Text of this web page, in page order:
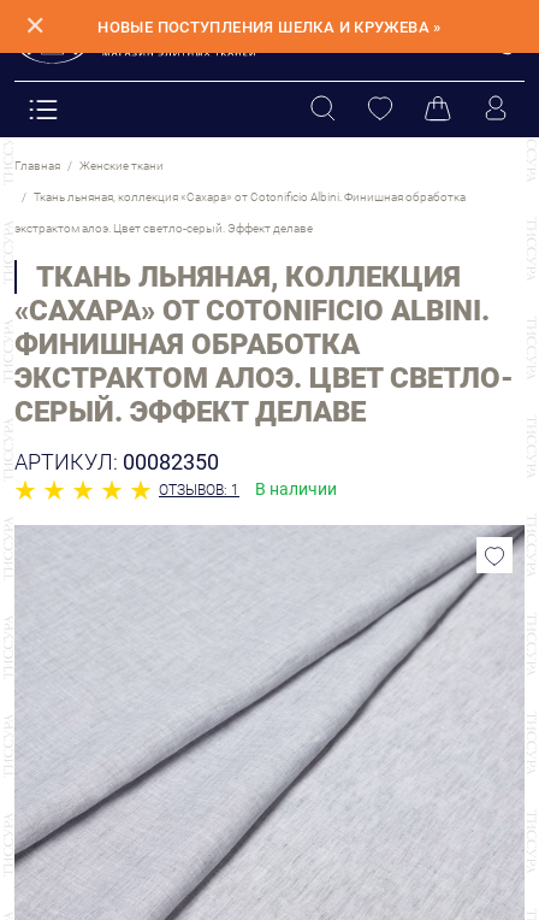
✕ НОВЫЕ ПОСТУПЛЕНИЯ ШЕЛКА И КРУЖЕВА »
Главная Женские ткани
Ткань льняная, коллекция «Сахара» от Cotonificio Albini. Финишная обработка
экстрактом алоэ. Цвет светло-серый. Эффект делаве
ТКАНЬ ЛЬНЯНАЯ, КОЛЛЕКЦИЯ
«САХАРА» ОТ COTONIFICIO ALBINI.
ФИНИШНАЯ ОБРАБОТКА
ЭКСТРАКТОМ АЛОЭ. ЦВЕТ СВЕТЛО-
СЕРЫЙ. ЭФФЕКТ ДЕЛАВЕ
АРТИКУЛ: 00082350
ОТЗЫВОВ: 1 В наличии